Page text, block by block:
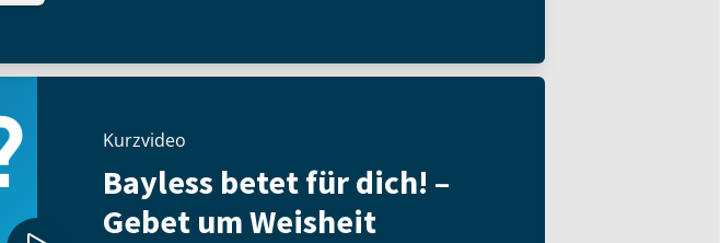
Kurzvideo
Bayless betet für dich! –
Gebet um Weisheit